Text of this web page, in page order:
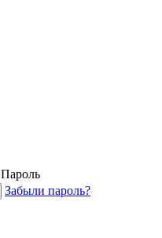
Пароль
Забыли пароль?